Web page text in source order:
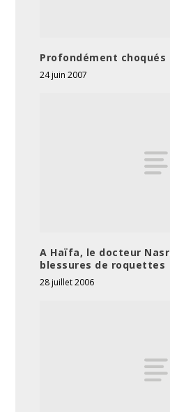
Profondément choqués
24 juin 2007
A Haïfa, le docteur
blessures de roquettes
28 juillet 2006